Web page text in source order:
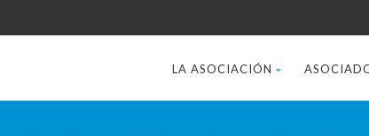
LA ASOCIACIÓN